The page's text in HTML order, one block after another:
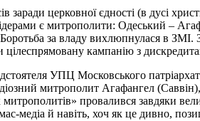
церковної єдності (в дусі
є митрополити: Одеський –
за владу вихлюпнулася в ЗМІ.
кампанію з
УПЦ Московського
митрополит Агафангел
провалився завдяки
мас-медіа й навіть, хоч як це дивно,